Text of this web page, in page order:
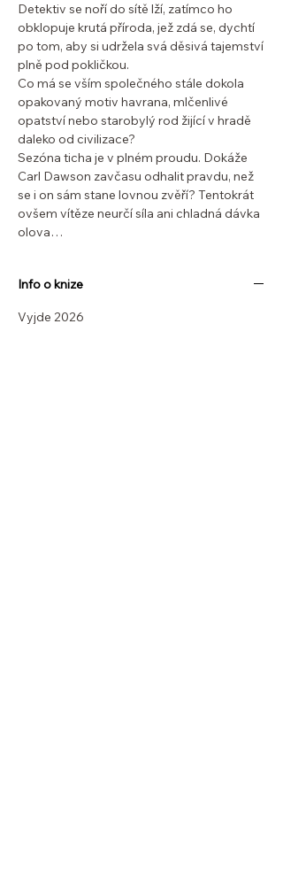
Detektiv se noří do sítě lží, zatímco ho
obklopuje krutá příroda, jež zdá se, dychtí
po tom, aby si udržela svá děsivá tajemství
plně pod pokličkou.
Co má se vším společného stále dokola
opakovaný motiv havrana, mlčenlivé
opatství nebo starobylý rod žijící v hradě
daleko od civilizace?
Sezóna ticha je v plném proudu. Dokáže
Carl Dawson zavčasu odhalit pravdu, než
se i on sám stane lovnou zvěří? Tentokrát
ovšem vítěze neurčí síla ani chladná dávka
olova…
Info o knize
Vyjde 2026